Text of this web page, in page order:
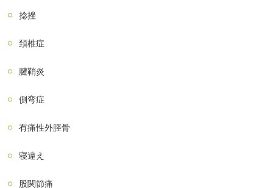
捻挫
頚椎症
腱鞘炎
側弯症
有痛性外脛骨
寝違え
股関節痛